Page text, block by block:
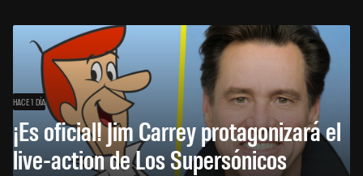
HACE 1 DÍA
¡Es oficial! Jim Carrey protagonizará el
live-action de Los Supersónicos